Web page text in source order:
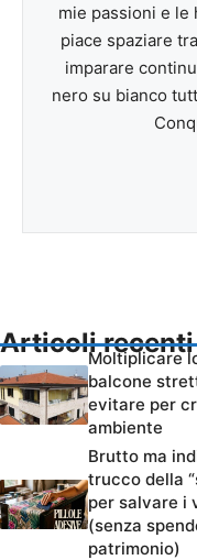
mie passioni e le
piace spaziare
imparare
nero su bianco
Articoli recenti
Moltiplicare
balcone
evitare per
ambiente
Brutto ma
trucco della
per salvare i
(senza
patrimonio)